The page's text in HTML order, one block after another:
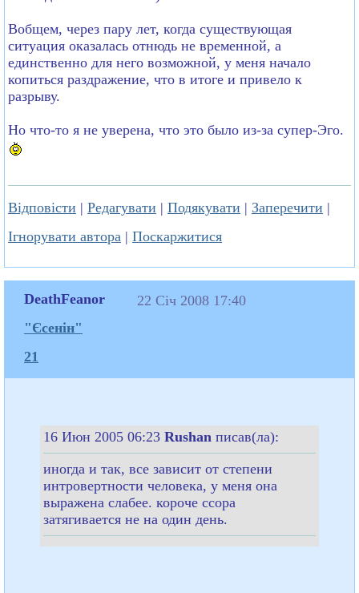
Вобщем, через пару лет, когда существующая
ситуация оказалась отнюдь не временной, а
единственно для него возможной, у меня начало
копиться раздражение, что в итоге и привело к
разрыву.
Но что-то я не уверена, что это было из-за супер-Эго.
Відповісти | Редагувати | Подякувати | Заперечити |
Ігнорувати автора | Поскаржитися
DeathFeanor
"Єсенін"
21
22 Січ 2008 17:40
16 Июн 2005 06:23 Rushan писав(ла):
иногда и так, все зависит от степени
интровертности человека, у меня она
выражена слабее. короче ссора
затягивается не на один день.